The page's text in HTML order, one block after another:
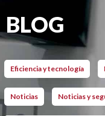
BLOG
Eficiencia y tecnología
Noticias Noticias y